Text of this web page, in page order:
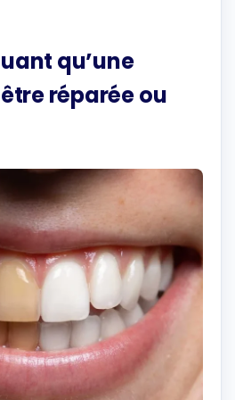
qu’une
réparée ou